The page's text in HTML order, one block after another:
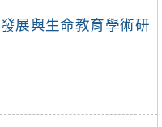
展與生命教育學術研